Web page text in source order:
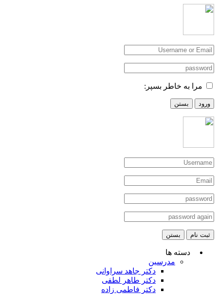
مرا به خاطر بسپر:
ورود بستن
ثبت نام بستن
دسته ها
مدرسین
دکتر جاهد سراوانی
دکتر طاهر لطفی
دکتر فاطمی زاده